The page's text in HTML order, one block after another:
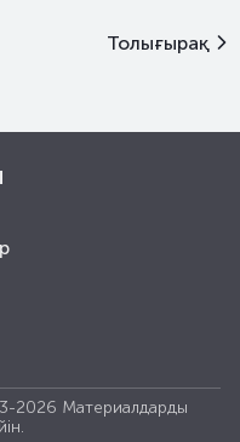
Толығырақ
2026 Материалдарды